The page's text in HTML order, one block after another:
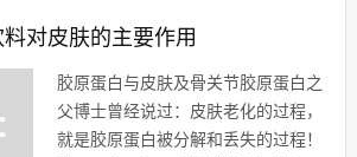
对皮肤的主要作用
胶原蛋白与皮肤及骨关节胶原蛋白之
父博士曾经说过：皮肤老化的过程，
就是胶原蛋白被分解和丢失的过程！